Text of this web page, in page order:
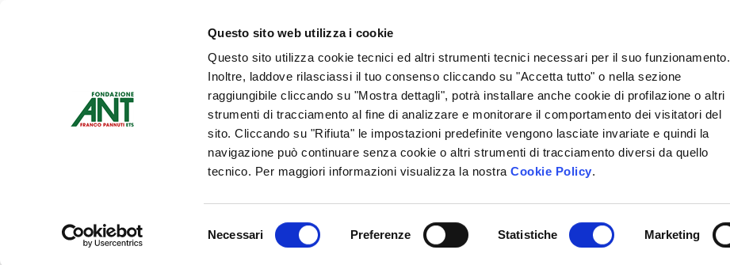
Questo sito web utilizza i cookie
Questo sito utilizza cookie tecnici ed altri strumenti tecnici necessari per il suo funzionamento.
Inoltre, laddove rilasciassi il tuo consenso cliccando su "Accetta tutto" o nella sezione
raggiungibile cliccando su "Mostra dettagli", potrà installare anche cookie di profilazione o altri
strumenti di tracciamento al fine di analizzare e monitorare il comportamento dei visitatori del
sito. Cliccando su "Rifiuta" le impostazioni predefinite vengono lasciate invariate e quindi la
navigazione può continuare senza cookie o altri strumenti di tracciamento diversi da quello
tecnico. Per maggiori informazioni visualizza la nostraCookie Policy.
del
Necessari Preferenze Statistiche Marketing
Chi siamo
Sedi Locali
Contattaci